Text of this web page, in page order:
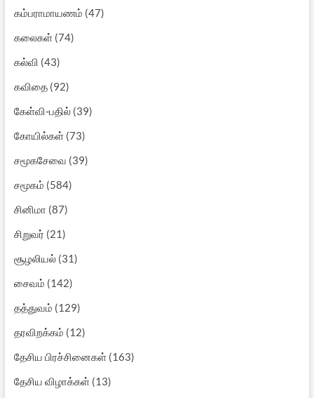
கம்பராமாயணம் (47)
கலைகள்(74)
கல்வி (43)
கவிதை(92)
கேள்வி-பதில்(39)
கோயில்கள்(73)
சமூகசேவை (39)
சமூகம் (584)
சினிமா (87)
சிறுவர் (21)
சூழலியல்(31)
சைவம் (142)
தத்துவம் (129)
தரவிறக்கம் (12)
தேசிய பிரச்சினைகள்(163)
தேசிய விழாக்கள்(13)